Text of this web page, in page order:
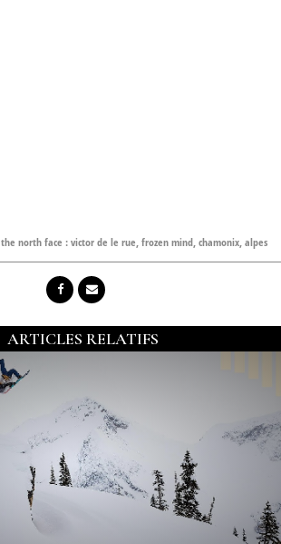
the north face : victor de le rue,frozen mind,chamonix,alpes
ARTICLES RELATIFS